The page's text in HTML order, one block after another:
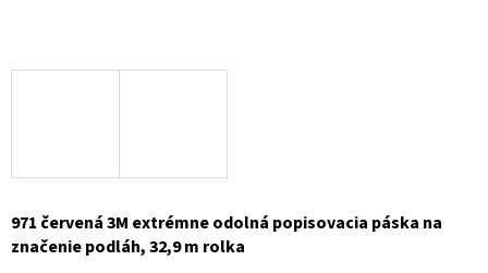
971 červená 3M extrémne odolná popisovacia páska na
značenie podláh, 32,9 m rolka